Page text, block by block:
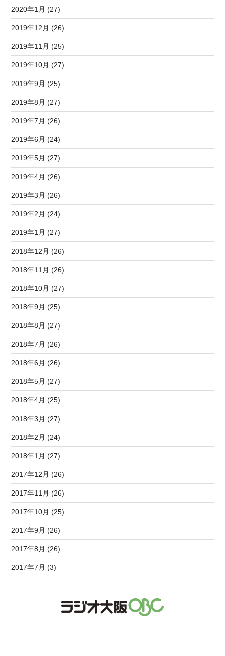
2020年1月 (27)
2019年12月 (26)
2019年11月 (25)
2019年10月 (27)
2019年9月 (25)
2019年8月 (27)
2019年7月 (26)
2019年6月 (24)
2019年5月 (27)
2019年4月 (26)
2019年3月 (26)
2019年2月 (24)
2019年1月 (27)
2018年12月 (26)
2018年11月 (26)
2018年10月 (27)
2018年9月 (25)
2018年8月 (27)
2018年7月 (26)
2018年6月 (26)
2018年5月 (27)
2018年4月 (25)
2018年3月 (27)
2018年2月 (24)
2018年1月 (27)
2017年12月 (26)
2017年11月 (26)
2017年10月 (25)
2017年9月 (26)
2017年8月 (26)
2017年7月 (3)